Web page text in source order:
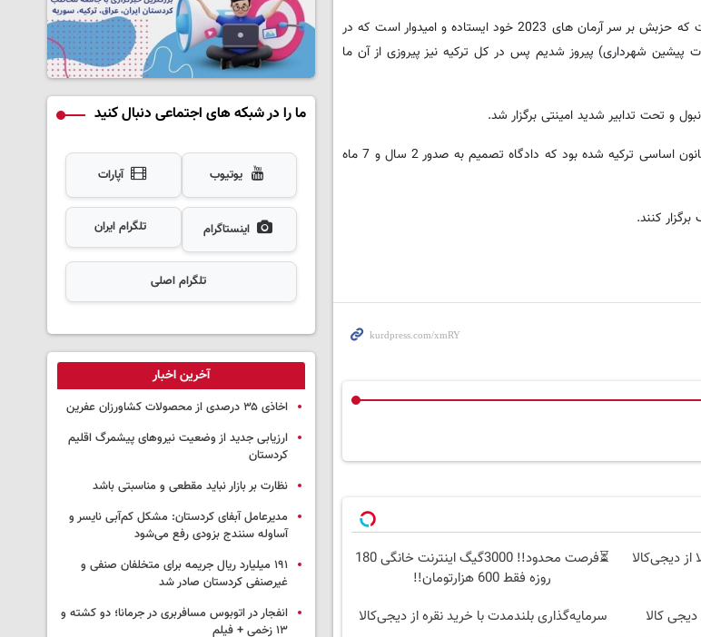
شهردار استانبول درباره این تصمیم دادگاه آن را برای خود «به مثابه هیچ» توصیف کرد و گفت که حزبش بر سر آرمان های 2023 خود ایستاده و امیدوار است که در
پیشین شهرداری) پیروز شدیم پس در کل ترکیه نیز پیروزی از آن ما
و تحت تدابیر شدید امینتی برگزار شد.
دادستان پرونده خواستار محکومیت امام اوغلو به 4 سال و یک ماه زندان و اجرای ماده 53 قانون اساسی ترکیه شده بود که دادگاه تصمیم به صدور 2 سال و 7 ماه
کنند.
دیجی‌کالا
⏳فرصت محدود!! 3000گیگ اینترنت خانگی 180
روزه فقط 600 هزارتومان!!
کالا سرمایه‌گذاری بلندمدت با خرید نقره از دیجی‌کالا
ما را در شبکه های اجتماعی دنبال کنید
یوتیوب آپارات
اینستاگرام تلگرام ایران
تلگرام اصلی
آخرین اخبار
اخاذی ۳۵ درصدی از محصولات کشاورزان عفرین
ارزیابی جدید از وضعیت نیروهای پیشمرگ اقلیم
کردستان
نظارت بر بازار نباید مقطعی و مناسبتی باشد
مدیرعامل آبفای کردستان: مشکل کم‌آبی نایسر و
آساوله سنندج بزودی رفع می‌شود
۱۹۱ میلیارد ریال جریمه برای متخلفان صنفی و
غیرصنفی کردستان صادر شد
انفجار در اتوبوس مسافربری در جرمانا؛ دو کشته و
۱۳ زخمی + فیلم